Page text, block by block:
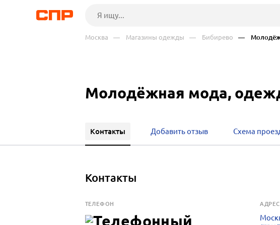
Москва — Магазины одежды — Бибирево —
Молодёжная мода,
Контакты Добавить отзыв Схема
Контакты
ТЕЛЕФОН АДРЕС